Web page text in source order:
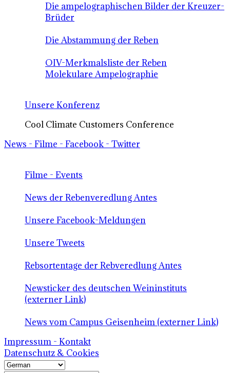
Die ampelographischen Bilder der Kreuzer-
Brüder
Die Abstammung der Reben
OIV-Merkmalsliste der Reben
Molekulare Ampelographie
Unsere Konferenz
Cool Climate Customers Conference
News - Filme - Facebook - Twitter
Filme - Events
News der Rebenveredlung Antes
Unsere Facebook-Meldungen
Unsere Tweets
Rebsortentage der Rebveredlung Antes
Newsticker des deutschen Weininstituts
(externer Link)
News vom Campus Geisenheim (externer Link)
Impressum - Kontakt
Datenschutz & Cookies